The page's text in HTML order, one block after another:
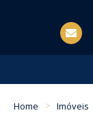
Home Imóveis